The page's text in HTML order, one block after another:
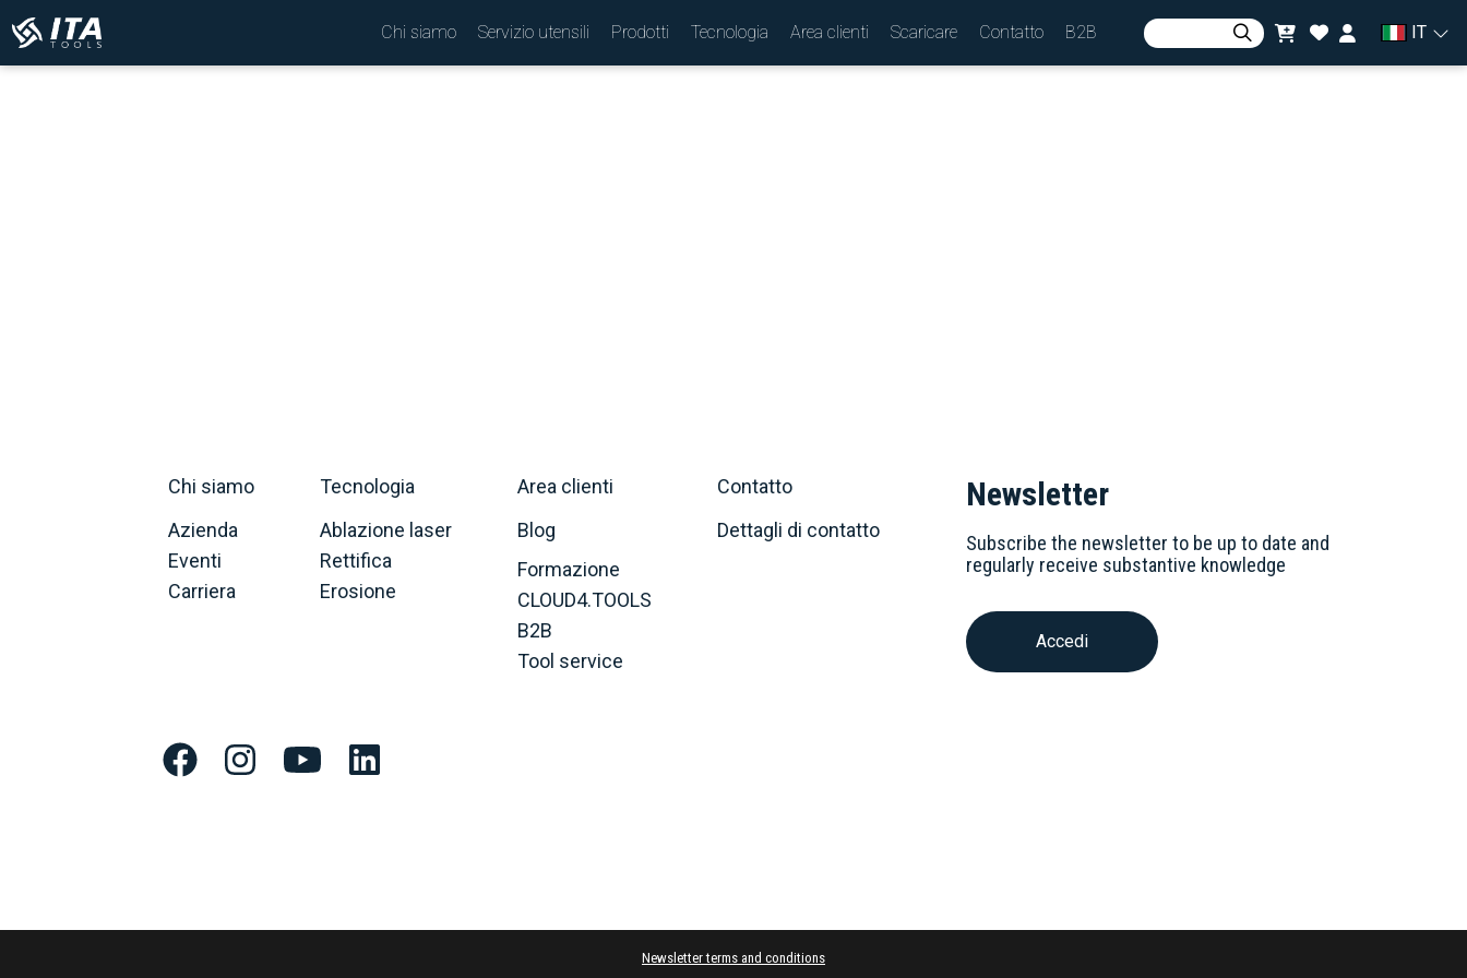
Chi siamo Servizio utensili Prodotti Tecnologia Area clienti Scaricare Contatto B2B IT
Chi siamo
Azienda
Eventi
Carriera
Tecnologia
Ablazione laser
Rettifica
Erosione
Area clienti
Blog
Formazione
CLOUD4.TOOLS
B2B
Tool service
Contatto
Dettagli di contatto
Newsletter
Subscribe the newsletter to be up to date and
regularly receive substantive knowledge
Accedi
Newsletter terms and conditions